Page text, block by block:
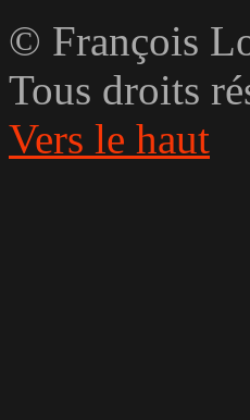
© François
Tous droits
Vers le haut